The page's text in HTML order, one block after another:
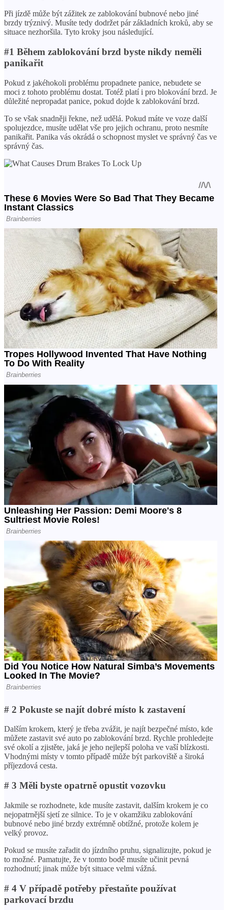
Při jízdě může být zážitek ze zablokování bubnové nebo jiné
brzdy trýznivý. Musíte tedy dodržet pár základních kroků, aby se
situace nezhoršila. Tyto kroky jsou následující.
#1 Během zablokování brzd byste nikdy neměli
panikařit
Pokud z jakéhokoli problému propadnete panice, nebudete se
moci z tohoto problému dostat. Totéž platí i pro blokování brzd. Je
důležité nepropadat panice, pokud dojde k zablokování brzd.
To se však snadněji řekne, než udělá. Pokud máte ve voze další
spolujezdce, musíte udělat vše pro jejich ochranu, proto nesmíte
panikařit. Panika vás okrádá o schopnost myslet ve správný čas ve
správný čas.
# 2 Pokuste se najít dobré místo k zastavení
Dalším krokem, který je třeba zvážit, je najít bezpečné místo, kde
můžete zastavit své auto po zablokování brzd. Rychle prohledejte
své okolí a zjistěte, jaká je jeho nejlepší poloha ve vaší blízkosti.
Vhodnými místy v tomto případě může být parkoviště a široká
příjezdová cesta.
# 3 Měli byste opatrně opustit vozovku
Jakmile se rozhodnete, kde musíte zastavit, dalším krokem je co
nejopatrnější sjetí ze silnice. To je v okamžiku zablokování
bubnové nebo jiné brzdy extrémně obtížné, protože kolem je
velký provoz.
Pokud se musíte zařadit do jízdního pruhu, signalizujte, pokud je
to možné. Pamatujte, že v tomto bodě musíte učinit pevná
rozhodnutí; jinak může být situace velmi vážná.
# 4 V případě potřeby přestaňte používat
parkovací brzdu